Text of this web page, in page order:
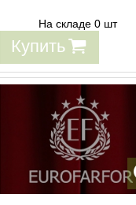
На складе 0 шт
Купить